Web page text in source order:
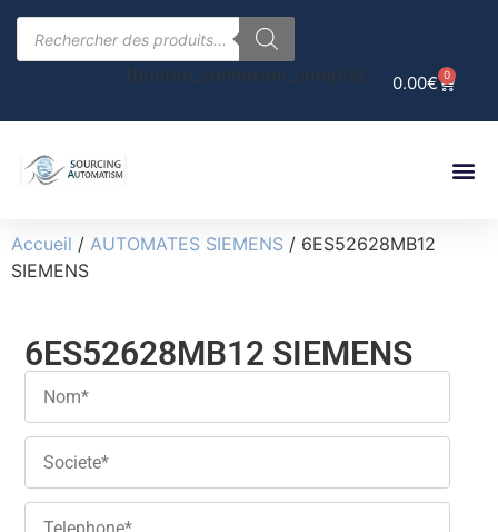
0.00€ 0
[bouton_connexion_compte]
Accueil / AUTOMATES SIEMENS / 6ES52628MB12
SIEMENS
6ES52628MB12 SIEMENS